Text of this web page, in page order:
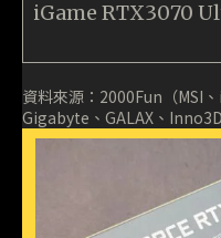
iGame RTX3070
資料來源：2000Fun（MSI
Gigabyte、GALAX、